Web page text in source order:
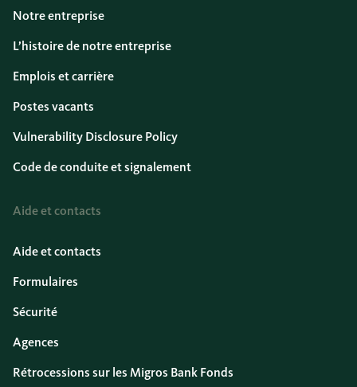
Notre entreprise
L’histoire de notre entreprise
Emplois et carrière
Postes vacants
Vulnerability Disclosure Policy
Code de conduite et signalement
Aide et contacts
Aide et contacts
Formulaires
Sécurité
Agences
Rétrocessions sur les Migros Bank Fonds